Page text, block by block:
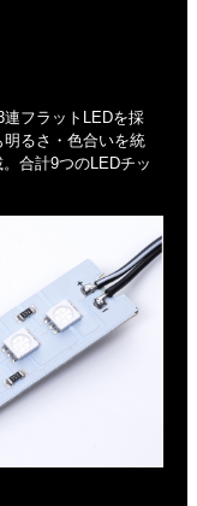
フラットLEDを採
るさ・色合いを統
合計9つのLEDチッ